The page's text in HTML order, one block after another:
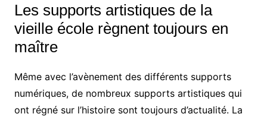
Les supports artistiques de la
vieille école règnent toujours en
maître
Même avec l’avènement des différents supports
numériques, de nombreux supports artistiques qui
ont régné sur l’histoire sont toujours d’actualité. La